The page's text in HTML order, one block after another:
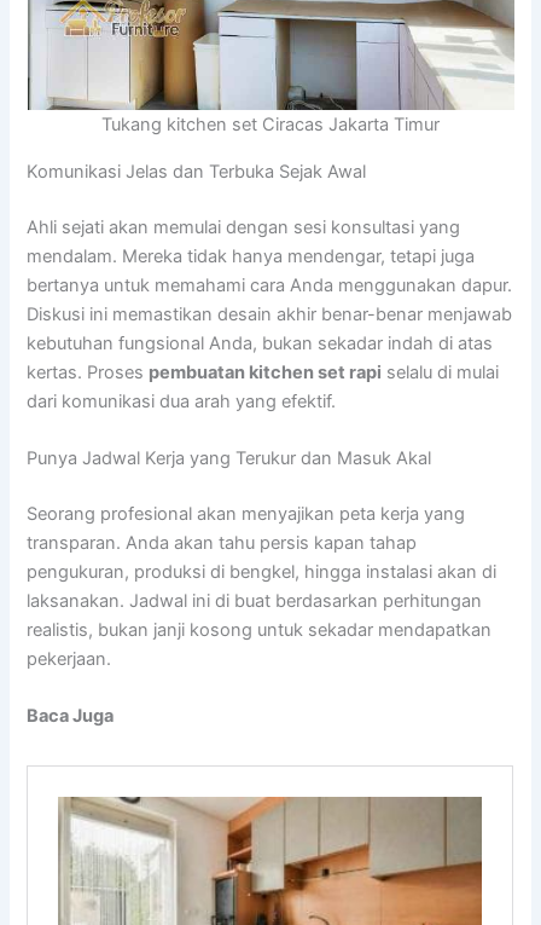
Tukang kitchen set Ciracas Jakarta Timur
Komunikasi Jelas dan Terbuka Sejak Awal
Ahli sejati akan memulai dengan sesi konsultasi yang
mendalam. Mereka tidak hanya mendengar, tetapi juga
bertanya untuk memahami cara Anda menggunakan dapur.
Diskusi ini memastikan desain akhir benar-benar menjawab
kebutuhan fungsional Anda, bukan sekadar indah di atas
kertas. Proses pembuatan kitchen set rapi selalu di mulai
dari komunikasi dua arah yang efektif.
Punya Jadwal Kerja yang Terukur dan Masuk Akal
Seorang profesional akan menyajikan peta kerja yang
transparan. Anda akan tahu persis kapan tahap
pengukuran, produksi di bengkel, hingga instalasi akan di
laksanakan. Jadwal ini di buat berdasarkan perhitungan
realistis, bukan janji kosong untuk sekadar mendapatkan
pekerjaan.
Baca Juga